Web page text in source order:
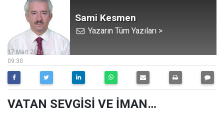
Sami Kesmen
Yazarın Tüm Yazıları >
09:30
17 Mart 2026
VATAN SEVGİSİ VE İMAN…